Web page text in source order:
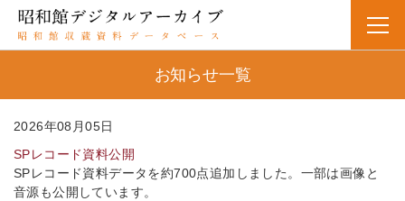
お知らせ一覧
2026年08月05日
SPレコード資料公開
SPレコード資料データを約700点追加しました。一部は画像と
音源も公開しています。